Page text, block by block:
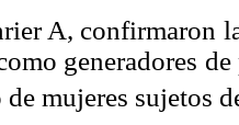
A, confirmaron
generadores
mujeres sujetos